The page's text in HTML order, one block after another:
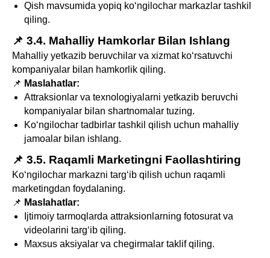
Qish mavsumida yopiq ko‘ngilochar markazlar tashkil
qiling.
📌 3.4. Mahalliy Hamkorlar Bilan Ishlang
Mahalliy yetkazib beruvchilar va xizmat ko‘rsatuvchi
kompaniyalar bilan hamkorlik qiling.
📌 Maslahatlar:
Attraksionlar va texnologiyalarni yetkazib beruvchi
kompaniyalar bilan shartnomalar tuzing.
Ko‘ngilochar tadbirlar tashkil qilish uchun mahalliy
jamoalar bilan ishlang.
📌 3.5. Raqamli Marketingni Faollashtiring
Ko‘ngilochar markazni targ‘ib qilish uchun raqamli
marketingdan foydalaning.
📌 Maslahatlar:
Ijtimoiy tarmoqlarda attraksionlarning fotosurat va
videolarini targ‘ib qiling.
Maxsus aksiyalar va chegirmalar taklif qiling.